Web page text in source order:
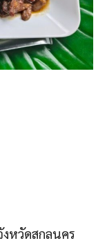
หวัดสกลนคร